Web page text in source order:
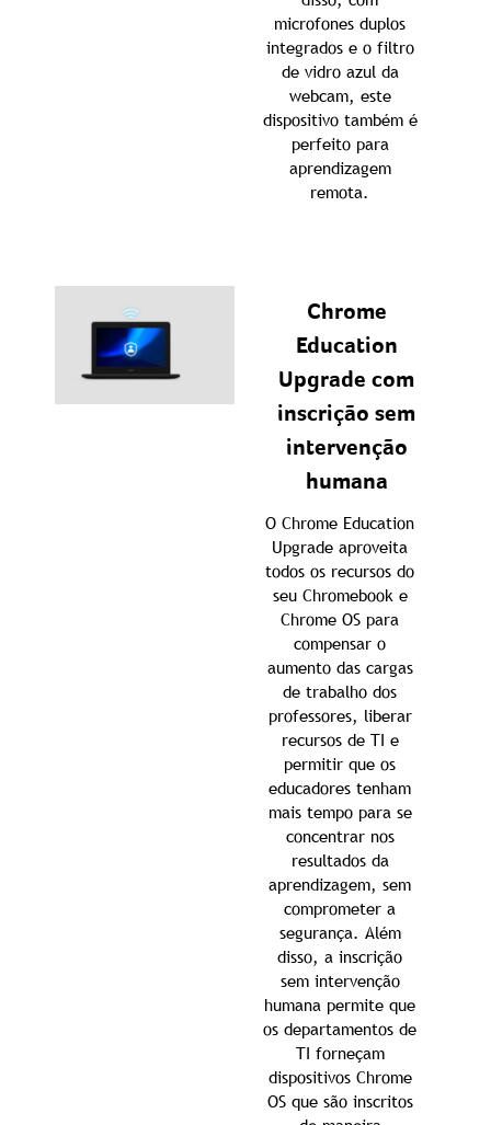
microfones duplos
integrados e o filtro
de vidro azul da
webcam, este
dispositivo também é
perfeito para
aprendizagem
remota.
Chrome
Education
Upgrade com
inscrição sem
intervenção
humana
O Chrome Education
Upgrade aproveita
todos os recursos do
seu Chromebook e
Chrome OS para
compensar o
aumento das cargas
de trabalho dos
professores, liberar
recursos de TI e
permitir que os
educadores tenham
mais tempo para se
concentrar nos
resultados da
aprendizagem, sem
comprometer a
segurança. Além
disso, a inscrição
sem intervenção
humana permite que
os departamentos de
TI forneçam
dispositivos Chrome
OS que são inscritos